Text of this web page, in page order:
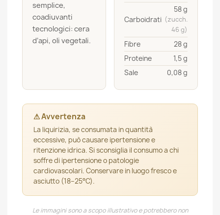
semplice,
coadiuvanti
tecnologici: cera
d’api, oli vegetali.
Carboidrati
58 g
(zucch.
46 g)
Fibre
28 g
Proteine
1,5 g
Sale
0,08 g
⚠ Avvertenza
La liquirizia, se consumata in quantità
eccessive, può causare ipertensione e
ritenzione idrica. Si sconsiglia il consumo a chi
soffre di ipertensione o patologie
cardiovascolari. Conservare in luogo fresco e
asciutto (18–25°C).
Le immagini sono a scopo illustrativo e potrebbero non